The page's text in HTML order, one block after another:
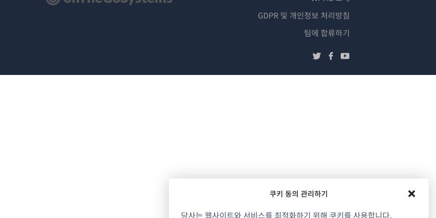
쿠키 동의 관리하기
당사는 웹사이트와 서비스를 최적화하기 위해 쿠키를 사용합니다.
GDPR 및 개인정보 처리방침
팀에 합류하기
서
(새
(새 (새